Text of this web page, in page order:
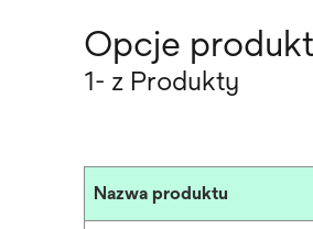
Opcje
1- z Produkty
Nazwa produktu